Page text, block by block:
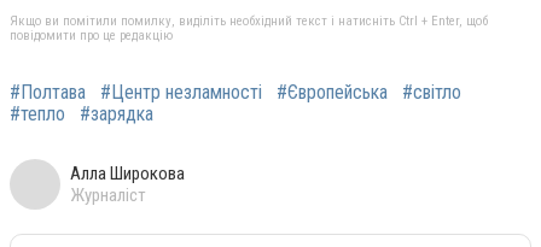
Якщо ви помітили помилку, виділіть необхідний текст і натисніть Ctrl + Enter, щоб
повідомити про це редакцію
#Полтава #Центр незламності #Європейська
#світло
#тепло
#зарядка
Алла Широкова
Журналіст